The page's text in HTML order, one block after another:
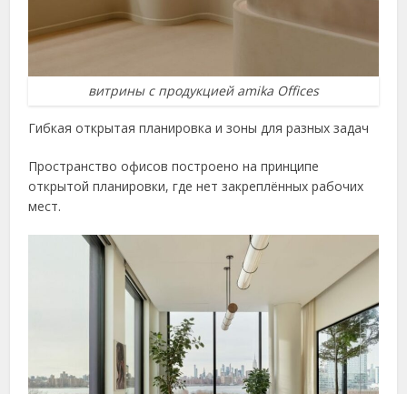
витрины с продукцией amika Offices
Гибкая открытая планировка и зоны для разных задач
Пространство офисов построено на принципе
открытой планировки, где нет закреплённых рабочих
мест.